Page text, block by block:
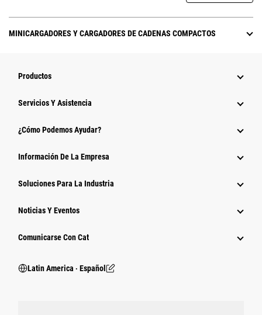
MINICARGADORES Y CARGADORES DE CADENAS COMPACTOS
Productos
Servicios Y Asistencia
¿Cómo Podemos Ayudar?
Información De La Empresa
Soluciones Para La Industria
Noticias Y Eventos
Comunicarse Con Cat
Latin America ‧ Español